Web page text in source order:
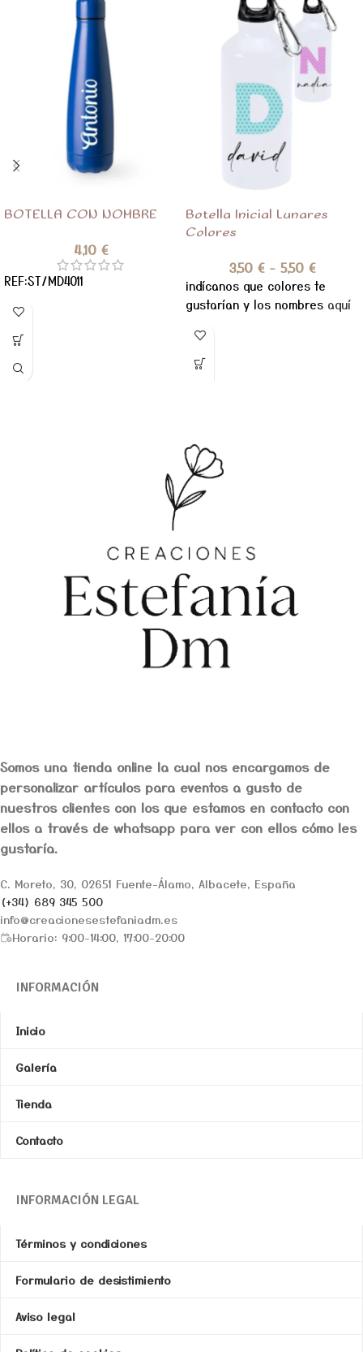
BOTELLA CON NOMBRE
4,10 €
REF:ST/MD4011
Botella Inicial Lunares
Colores
3,50 € - 5,50 €
indícanos que colores te
gustarían y los nombres aquí
Somos una tienda online la cual nos encargamos de
personalizar artículos para eventos a gusto de
nuestros clientes con los que estamos en contacto con
ellos a través de whatsapp para ver con ellos cómo les
gustaría.
C. Moreto, 30, 02651 Fuente-Álamo, Albacete, España
(+34) 689 345 500
info@creacionesestefaniadm.es
Horario: 9:00-14:00, 17:00-20:00
INFORMACIÓN
Inicio
Galería
Tienda
Contacto
INFORMACIÓN LEGAL
Términos y condiciones
Formulario de desistimiento
Aviso legal